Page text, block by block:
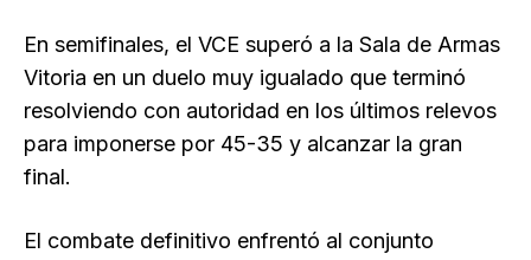
En semifinales, el VCE superó a la Sala de Armas
Vitoria en un duelo muy igualado que terminó
resolviendo con autoridad en los últimos relevos
para imponerse por 45-35 y alcanzar la gran
final.
El combate definitivo enfrentó al conjunto